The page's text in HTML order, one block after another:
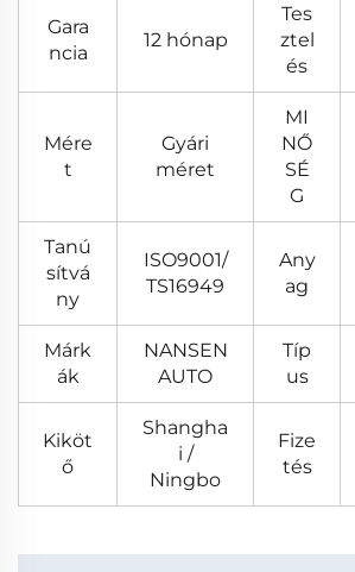
Gara
ncia
12 hónap
Tes
ztel
és
Mére
t
Gyári
méret
MI
NŐ
SÉ
G
Tanú
sítvá
ny
ISO9001/
TS16949
Any
ag
Márk
ák
NANSEN
AUTO
Típ
us
Kiköt
ő
Shangha
i /
Ningbo
Fize
tés